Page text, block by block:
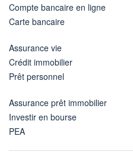
Compte bancaire en ligne
Carte bancaire
Assurance vie
Crédit immobilier
Prêt personnel
Assurance prêt immobilier
Investir en bourse
PEA